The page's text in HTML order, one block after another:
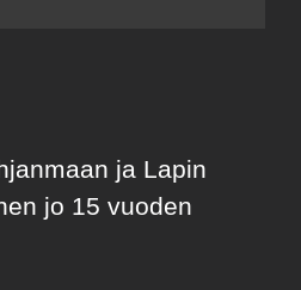
ja Lapin
jo 15 vuoden